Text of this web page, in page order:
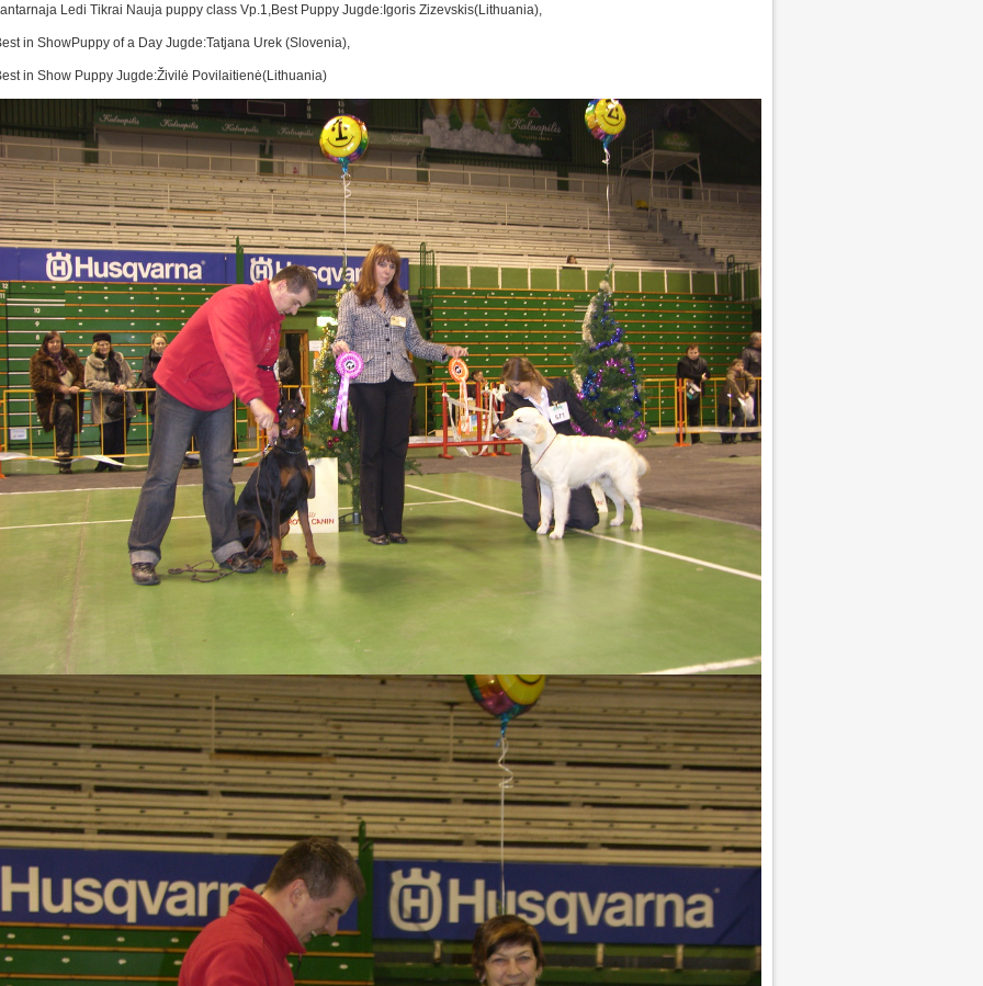
Ledi Tikrai Nauja puppy class Vp.1,Best Puppy Jugde:Igoris Zizevskis(Lithuania),
in ShowPuppy of a Day Jugde:Tatjana Urek (Slovenia),
in Show Puppy Jugde:Živilė Povilaitienė(Lithuania)